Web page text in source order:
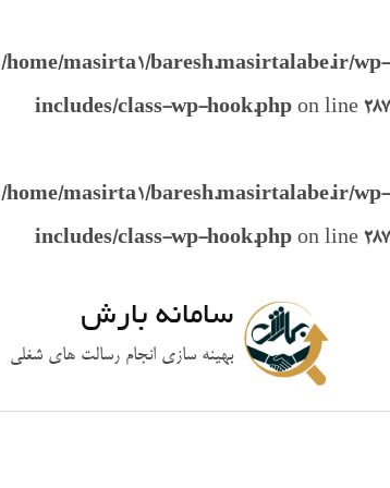
/home/masirta1/baresh.masirtalabe.ir/wp-
includes/class-wp-hook.php on line 287
/home/masirta1/baresh.masirtalabe.ir/wp-
includes/class-wp-hook.php on line 287
سامانه بارش
بهینه سازی انجام رسالت های شغلی